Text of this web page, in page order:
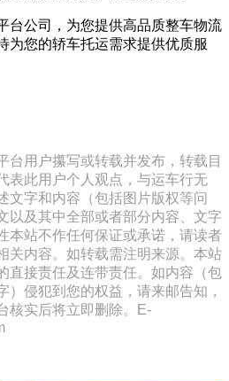
台公司，为您提供高品质整车物流
为您的轿车托运需求提供优质服
台用户攥写或转载并发布，转载目
表此用户个人观点，与运车行无
文字和内容（包括图片版权等问
以及其中全部或者部分内容、文字
本站不作任何保证或承诺，请读者
关内容。如转载需注明来源。本站
直接责任及连带责任。如内容（包
）侵犯到您的权益，请来邮告知，
核实后将立即删除。E-